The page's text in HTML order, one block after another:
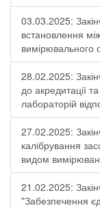
03.03.2025:
встановлення
вимірювального
28.02.2025:
до акредитації
лабораторій
27.02.2025:
калібрування
видом
21.02.2025:
"Забезпечення